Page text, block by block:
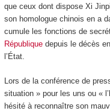
que ceux dont dispose Xi
son homologue chinois en a
cumule les fonctions de
Républiquedepuis le décès
l’État.
Lors de la conférence de
situation » pour les uns ou «
hésité à reconnaître son